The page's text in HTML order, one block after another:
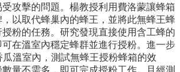
攻擊的問題。楊教授利用費洛蒙讓蜂箱
以取代蜂巢內的蜂王，並將此無蜂王蜂
粉的任務。研究發現直接使用含工蜂的
在溫室內穩定蜂群並進行授粉。進一步
溫室內，測試無蜂王授粉蜂箱的效
量不需多，即可完成授粉工作。且經測